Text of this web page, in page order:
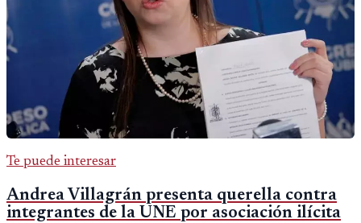
Te puede interesar
Andrea Villagrán presenta querella contra
integrantes de la UNE por asociación ilícita